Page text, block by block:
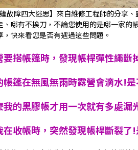
篷故障四大迷思】來自維修工程師的分享
、哪有不挨刀，不論您使用的是哪一家
，快來看您是否有遇過這些問題。
要搭帳篷時，發現帳桿彈性繩斷
帳篷在無風無雨時露營會滴水!
我的黑膠帳才用一次就有多處漏
在收帳時，突然發現帳桿斷裂了